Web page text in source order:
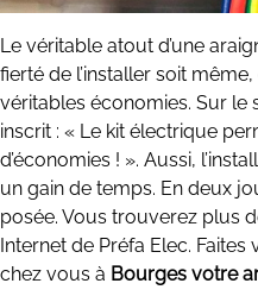
Le véritable atout d’une
fierté de l’installer soit
véritables économies. Sur le
inscrit : « Le kit électrique
d’économies ! ». Aussi,
un gain de temps. En deux
posée. Vous trouverez plus
Internet de Préfa Elec.
chez vous à Bourges votre